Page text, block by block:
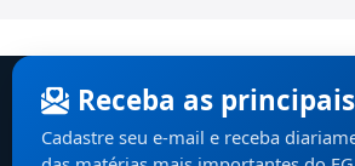
Receba as
Cadastre seu e-mail e receba